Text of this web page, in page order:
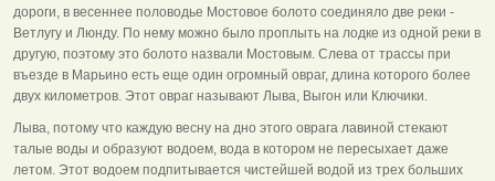
дороги, в весеннее половодье Мостовое болото соединяло две реки -
Ветлугу и Люнду. По нему можно было проплыть на лодке из одной реки в
другую, поэтому это болото назвали Мостовым. Слева от трассы при
въезде в Марьино есть еще один огромный овраг, длина которого более
двух километров. Этот овраг называют Лыва, Выгон или Ключики.
Лыва, потому что каждую весну на дно этого оврага лавиной стекают
талые воды и образуют водоем, вода в котором не пересыхает даже
летом. Этот водоем подпитывается чистейшей водой из трех больших